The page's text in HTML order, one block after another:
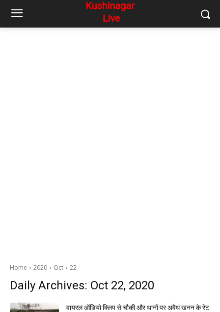
Home 2020 Oct 22
Daily Archives: Oct 22, 2020
वायरल ऑडियो क्लिप से चौकी और थानों पर अवैध खनन के रेट